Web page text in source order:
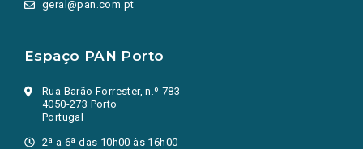
geral@pan.com.pt
Espaço PAN Porto
Rua Barão Forrester, n.º 783
4050-273 Porto
Portugal
2ª a 6ª das 10h00 às 16h00